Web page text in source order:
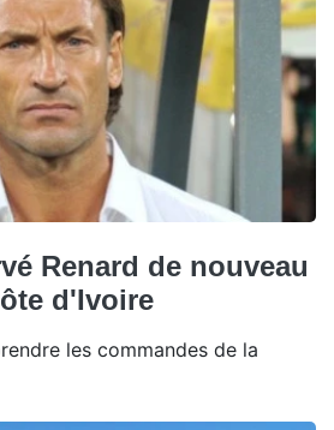
Renard de nouveau
d'Ivoire
les commandes de la